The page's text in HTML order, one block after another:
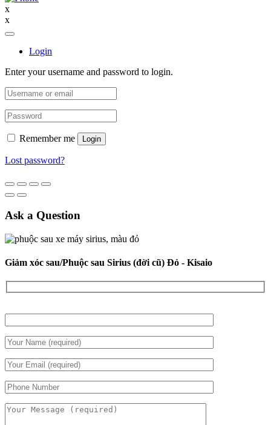
x
x
Login
Enter your username and password to login.
Remember me Login
Lost password?
Ask a Question
Giảm xóc sau/Phuộc sau Sirius (đời cũ) Đỏ - Kisaio